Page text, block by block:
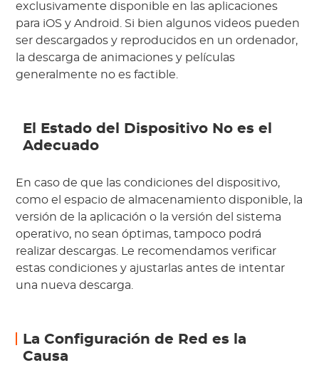
exclusivamente disponible en las aplicaciones
para iOS y Android. Si bien algunos videos pueden
ser descargados y reproducidos en un ordenador,
la descarga de animaciones y películas
generalmente no es factible.
El Estado del Dispositivo No es el
Adecuado
En caso de que las condiciones del dispositivo,
como el espacio de almacenamiento disponible, la
versión de la aplicación o la versión del sistema
operativo, no sean óptimas, tampoco podrá
realizar descargas. Le recomendamos verificar
estas condiciones y ajustarlas antes de intentar
una nueva descarga.
La Configuración de Red es la
Causa